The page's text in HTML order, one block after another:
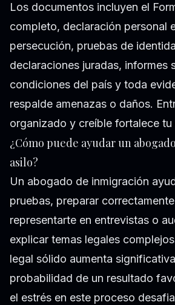
Los documentos incluyen el
completo, declaración personal
persecución, pruebas de
declaraciones juradas, informes
condiciones del país y toda
respalde amenazas o daños.
organizado y creíble fortalece tu
¿Cómo puede ayudar un
asilo?
Un abogado de inmigración
pruebas, preparar
representarte en entrevistas o
explicar temas legales
legal sólido aumenta
probabilidad de un resultado
el estrés en este proceso